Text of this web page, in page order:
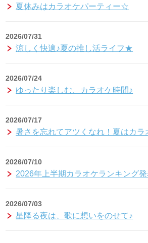
夏休みはカラオケパーティー☆
2026/07/31
涼しく快適♪夏の推し活ライフ★
2026/07/24
ゆったり楽しむ、カラオケ時間♪
2026/07/17
暑さを忘れてアツくなれ！夏はカ
2026/07/10
2026年上半期カラオケランキング発
2026/07/03
星降る夜は、歌に想いをのせて♪